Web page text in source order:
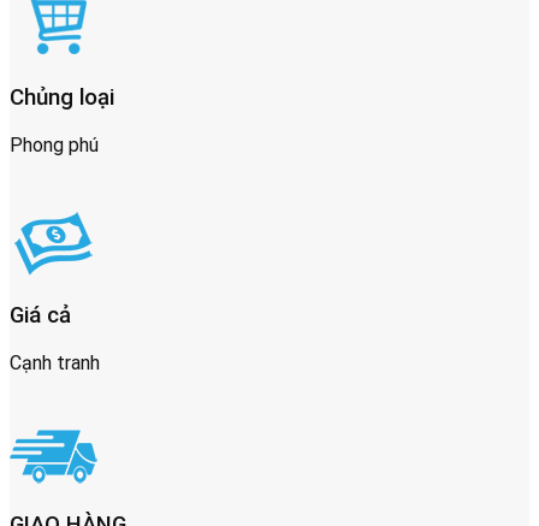
Chủng loại
Phong phú
Giá cả
Cạnh tranh